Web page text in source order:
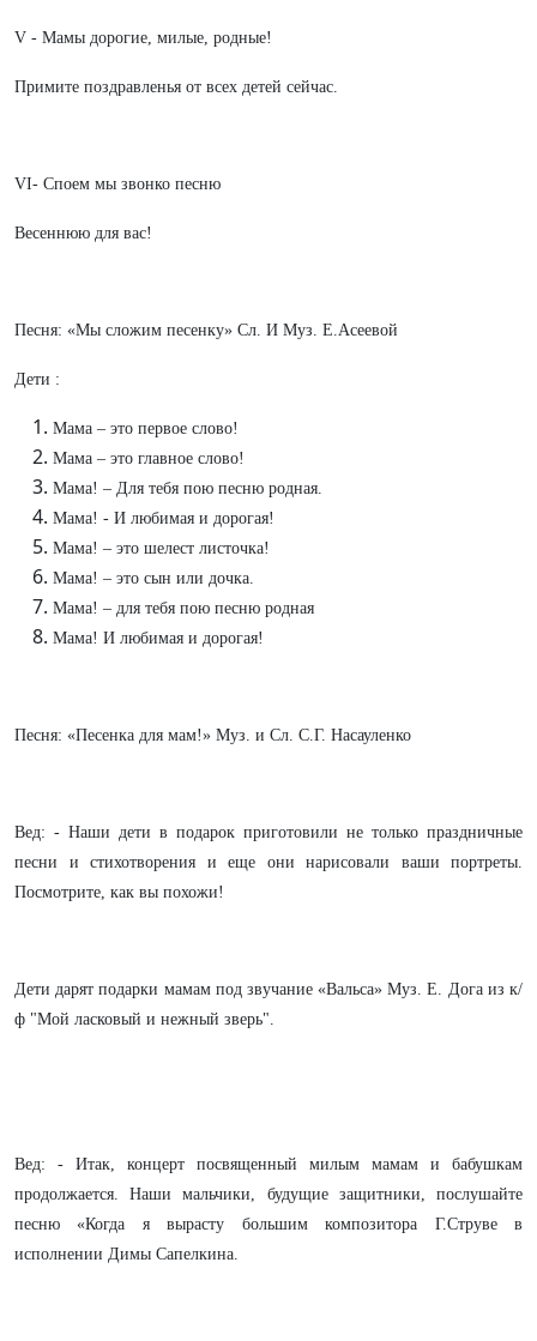
V - Мамы дорогие, милые, родные!
Примите поздравленья от всех детей сейчас.
VI- Споем мы звонко песню
Весеннюю для вас!
Песня: «Мы сложим песенку» Сл. И Муз. Е.Асеевой
Дети :
Мама – это первое слово!
Мама – это главное слово!
Мама! – Для тебя пою песню родная.
Мама! - И любимая и дорогая!
Мама! – это шелест листочка!
Мама! – это сын или дочка.
Мама! – для тебя пою песню родная
Мама! И любимая и дорогая!
Песня: «Песенка для мам!» Муз. и Сл. С.Г. Насауленко
Вед: - Наши дети в подарок приготовили не только праздничные
песни и стихотворения и еще они нарисовали ваши портреты.
Посмотрите, как вы похожи!
Дети дарят подарки мамам под звучание «Вальса» Муз. Е. Дога из к/
ф "Мой ласковый и нежный зверь".
Вед: - Итак, концерт посвященный милым мамам и бабушкам
продолжается. Наши мальчики, будущие защитники, послушайте
песню «Когда я вырасту большим композитора Г.Струве в
исполнении Димы Сапелкина.